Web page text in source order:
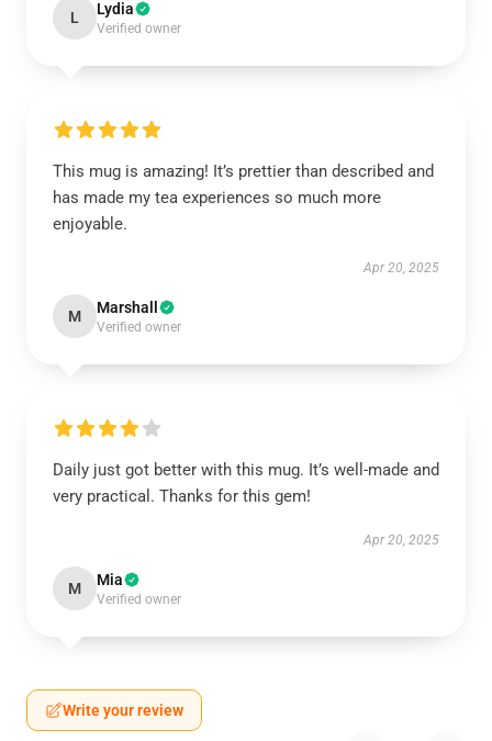
L Lydia
Verified owner
This mug is amazing! It’s prettier than described and
has made my tea experiences so much more
enjoyable.
Apr 20, 2025
M Marshall
Verified owner
Daily just got better with this mug. It’s well-made and
very practical. Thanks for this gem!
Apr 20, 2025
M Mia
Verified owner
Write your review